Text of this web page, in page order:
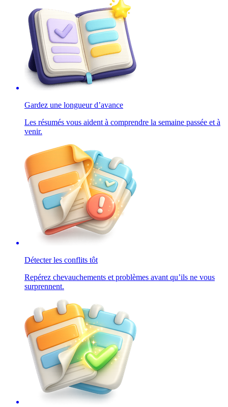
Gardez une longueur d’avance
Les résumés vous aident à comprendre la semaine passée et à
venir.
Détecter les conflits tôt
Repérez chevauchements et problèmes avant qu’ils ne vous
surprennent.